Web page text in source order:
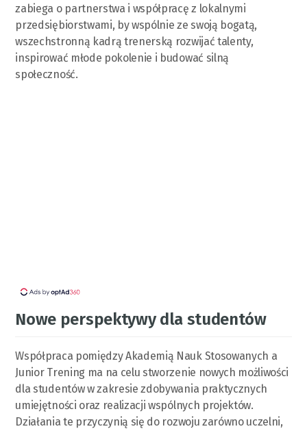
zabiega o partnerstwa i współpracę z lokalnymi
przedsiębiorstwami, by wspólnie ze swoją bogatą,
wszechstronną kadrą trenerską rozwijać talenty,
inspirować młode pokolenie i budować silną
społeczność.
Nowe perspektywy dla studentów
Współpraca pomiędzy Akademią Nauk Stosowanych a
Junior Trening ma na celu stworzenie nowych możliwości
dla studentów w zakresie zdobywania praktycznych
umiejętności oraz realizacji wspólnych projektów.
Działania te przyczynią się do rozwoju zarówno uczelni,